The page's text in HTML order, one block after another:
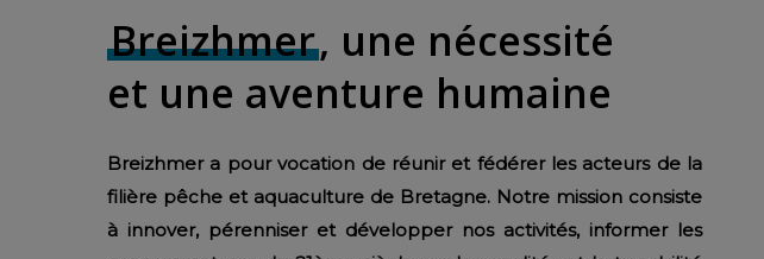
Breizhmer, une nécessité
et une aventure humaine
Breizhmer a pour vocation de réunir et fédérer les acteurs de la
filière pêche et aquaculture de Bretagne. Notre mission consiste
à innover, pérenniser et développer nos activités, informer les